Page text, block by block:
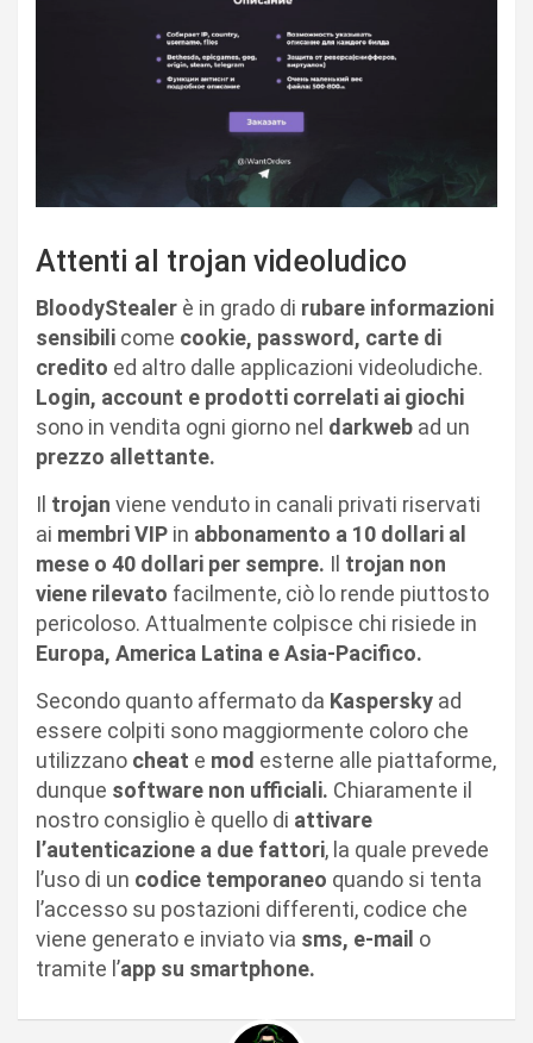
Attenti al trojan videoludico
BloodyStealer è in grado di rubare informazioni
sensibili come cookie, password, carte di
credito ed altro dalle applicazioni videoludiche.
Login, account e prodotti correlati ai giochi
sono in vendita ogni giorno nel darkweb ad un
prezzo allettante.
Il trojan viene venduto in canali privati riservati
ai membri VIP in abbonamento a 10 dollari al
mese o 40 dollari per sempre. Il trojan non
viene rilevato facilmente, ciò lo rende piuttosto
pericoloso. Attualmente colpisce chi risiede in
Europa, America Latina e Asia-Pacifico.
Secondo quanto affermato da Kaspersky ad
essere colpiti sono maggiormente coloro che
utilizzano cheat e mod esterne alle piattaforme,
dunque software non ufficiali. Chiaramente il
nostro consiglio è quello di attivare
l’autenticazione a due fattori, la quale prevede
l’uso di un codice temporaneo quando si tenta
l’accesso su postazioni differenti, codice che
viene generato e inviato via sms, e-mail o
tramite l’app su smartphone.